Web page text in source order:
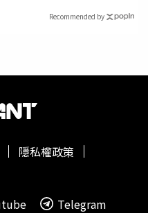
Recommended by
隱私權政策
Telegram